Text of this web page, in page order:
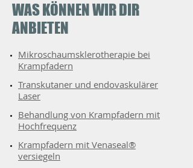
WAS KÖNNEN WIR DIR
ANBIETEN
Mikroschaumsklerotherapie bei
Krampfadern
Transkutaner und endovaskulärer
Laser
Behandlung von Krampfadern mit
Hochfrequenz
Krampfadern mit Venaseal®
versiegeln